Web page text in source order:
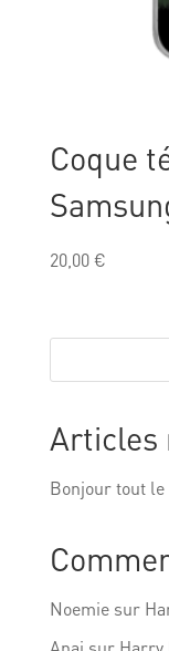
Coque
20,00€
Articles
Bonjour tout le
Noemiesur